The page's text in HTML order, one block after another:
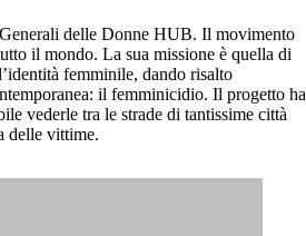
Generali delle Donne HUB. Il movimento
il mondo. La sua missione è quella di
femminile, dando risalto
il femminicidio. Il progetto ha
vederle tra le strade di tantissime città
delle vittime.